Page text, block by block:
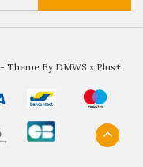
- Theme By DMWS x Plus+